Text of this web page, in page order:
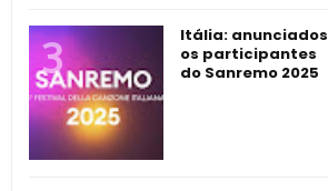
Itália: anunciados
os participantes
do Sanremo 2025